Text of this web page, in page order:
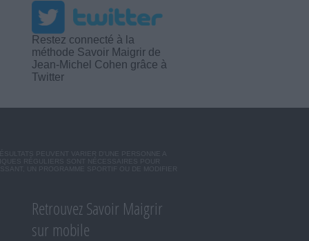
Restez connecté à la
méthode Savoir Maigrir de
Jean-Michel Cohen grâce à
Twitter
PEUVENT VARIER D'UNE PERSONNE A
RÉGULIERS SONT NÉCESSAIRES POUR
UN PROGRAMME SPORTIF OU DE MODIFIER
Retrouvez Savoir Maigrir
sur mobile